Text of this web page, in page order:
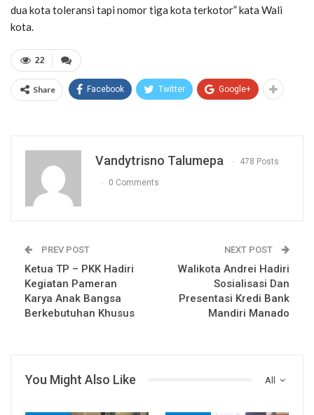
dua kota toleransi tapi nomor tiga kota terkotor” kata Wali
kota.
22
Share Facebook Twitter Google+
Vandytrisno Talumepa 478 Posts
0 Comments
PREV POST
Ketua TP – PKK Hadiri
Kegiatan Pameran
Karya Anak Bangsa
Berkebutuhan Khusus
NEXT POST
Walikota Andrei Hadiri
Sosialisasi Dan
Presentasi Kredi Bank
Mandiri Manado
All
You Might Also Like